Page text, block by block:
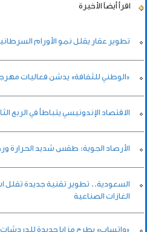
اقرأ أيضاً الأخيرة
تطوير عقار يقلل نمو الأورام
«الوطني للثقافة» يدشن فعاليات
الاقتصاد الإندونيسي يتباطأ في الربع
الأرصاد الجوية: طقس شديد الحرارة
السعودية.. تطوير تقنية جديدة
الغازات الصناعية
«واتساب» يطرح مزايا جديدة